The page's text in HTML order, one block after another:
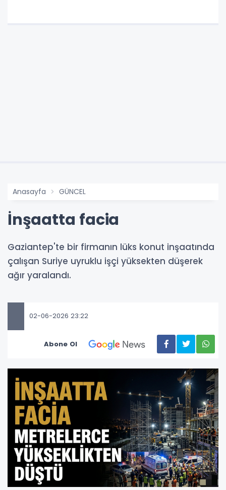
Anasayfa GÜNCEL
İnşaatta facia
Gaziantep'te bir firmanın lüks konut inşaatında
çalışan Suriye uyruklu işçi yüksekten düşerek
ağır yaralandı.
02-06-2026 23:22
Abone Ol